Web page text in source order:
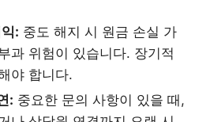
: 중도 해지 시 원금 손실 가
과 위험이 있습니다. 장기적
야 합니다.
: 중요한 문의 사항이 있을 때,